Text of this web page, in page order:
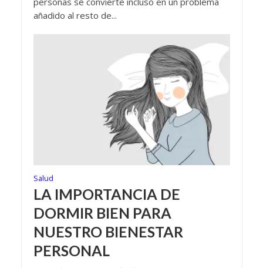
añadido al resto de...
Salud
LA IMPORTANCIA DE
DORMIR BIEN PARA
NUESTRO BIENESTAR
PERSONAL